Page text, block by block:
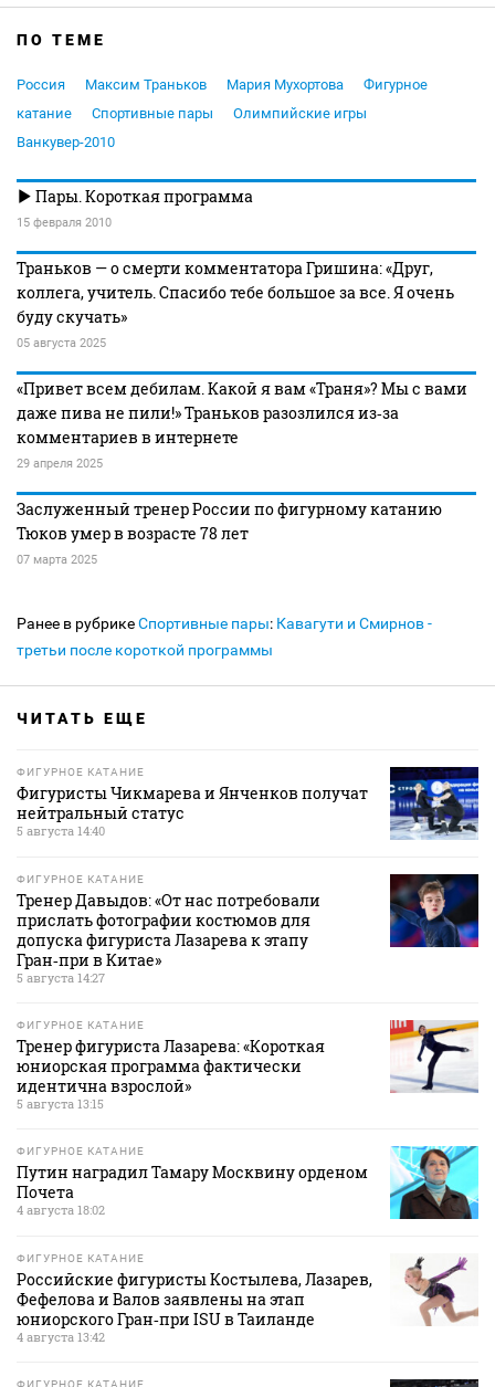
ПО ТЕМЕ
Россия Максим Траньков Мария Мухортова
Фигурное
катание
Спортивные пары
Олимпийские игры
Ванкувер-2010
Пары. Короткая программа
15 февраля 2010
Траньков — о смерти комментатора Гришина: «Друг,
коллега, учитель. Спасибо тебе большое за все. Я очень
буду скучать»
05 августа 2025
«Привет всем дебилам. Какой я вам «Траня»? Мы с вами
даже пива не пили!» Траньков разозлился из‑за
комментариев в интернете
29 апреля 2025
Заслуженный тренер России по фигурному катанию
Тюков умер в возрасте 78 лет
07 марта 2025
Ранее в рубрикеСпортивные пары: Кавагути и Смирнов -
третьи после короткой программы
ЧИТАТЬ ЕЩЕ
ФИГУРНОЕ КАТАНИЕ
Фигуристы Чикмарева и Янченков получат
нейтральный статус
5 августа 14:40
ФИГУРНОЕ КАТАНИЕ
Тренер Давыдов: «От нас потребовали
прислать фотографии костюмов для
допуска фигуриста Лазарева к этапу
Гран‑при в Китае»
5 августа 14:27
ФИГУРНОЕ КАТАНИЕ
Тренер фигуриста Лазарева: «Короткая
юниорская программа фактически
идентична взрослой»
5 августа 13:15
ФИГУРНОЕ КАТАНИЕ
Путин наградил Тамару Москвину орденом
Почета
4 августа 18:02
ФИГУРНОЕ КАТАНИЕ
Российские фигуристы Костылева, Лазарев,
Фефелова и Валов заявлены на этап
юниорского Гран‑при ISU в Таиланде
4 августа 13:42
ФИГУРНОЕ КАТАНИЕ